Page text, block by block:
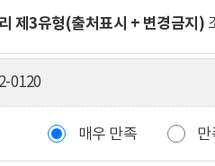
제3유형(출처표시 + 변경금지)
0120
매우 만족 만